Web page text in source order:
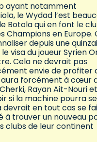
ayant notamment
le Wydad l’est
Botola qui en font le
Champions en Europe.
depuis une
visa du joueur Syrien
Cela ne devrait pas
envie de profiter
aura forcément à cœur
Rayan Ait-Nouri et
si la machine pourra se
en tout cas se
à trouver un nouveau
clubs de leur continent